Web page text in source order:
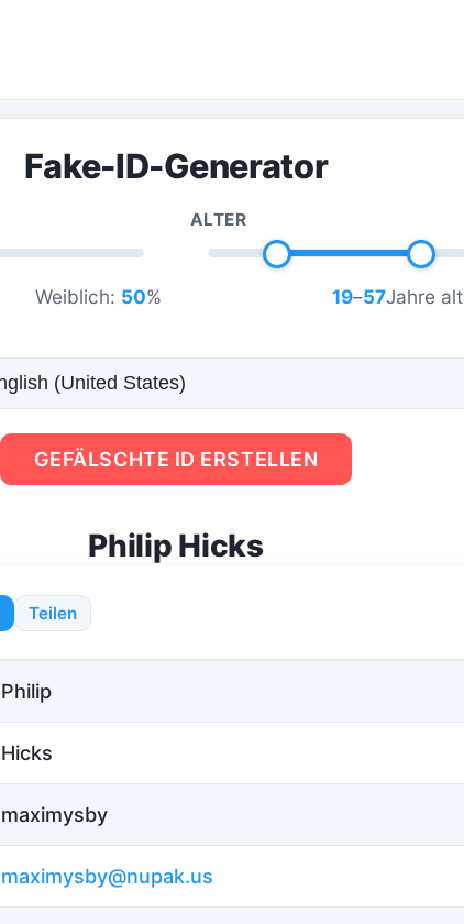
Fake-ID-Generator
Weiblich: 50%
ALTER
19–57Jahre alt
GEFÄLSCHTE ID ERSTELLEN
Philip Hicks
Teilen
Philip
Hicks
maximysby
maximysby@nupak.us